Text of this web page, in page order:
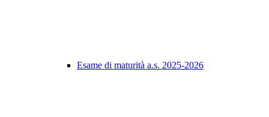
Esame di maturità a.s. 2025-2026